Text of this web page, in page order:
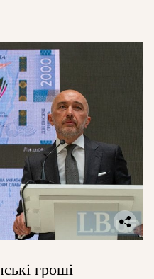
гроші